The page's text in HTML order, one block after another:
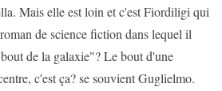
Mais elle est loin et c'est Fiordiligi qui
de science fiction dans lequel il
de la galaxie"? Le bout d'une
c'est ça? se souvient Guglielmo.